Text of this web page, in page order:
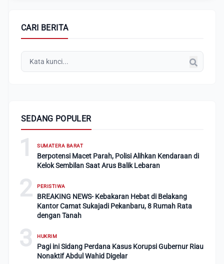
CARI BERITA
SEDANG POPULER
1 SUMATERA BARAT
Berpotensi Macet Parah, Polisi Alihkan Kendaraan di
Kelok Sembilan Saat Arus Balik Lebaran
2 PERISTIWA
BREAKING NEWS- Kebakaran Hebat di Belakang
Kantor Camat Sukajadi Pekanbaru, 8 Rumah Rata
dengan Tanah
3 HUKRIM
Pagi ini Sidang Perdana Kasus Korupsi Gubernur Riau
Nonaktif Abdul Wahid Digelar